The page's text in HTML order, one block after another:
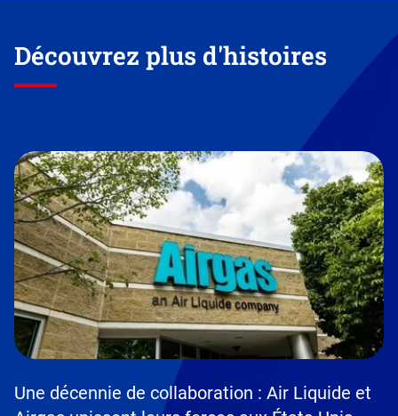
Découvrez plus d'histoires
Une décennie de collaboration : Air Liquide et